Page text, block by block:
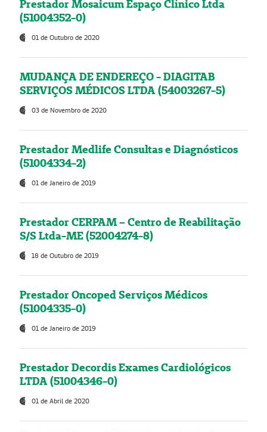
Prestador Mosaicum Espaço Clínico Ltda
(51004352-0)
01 de Outubro de 2020
MUDANÇA DE ENDEREÇO - DIAGITAB
SERVIÇOS MÉDICOS LTDA (54003267-5)
03 de Novembro de 2020
Prestador Medlife Consultas e Diagnósticos
(51004334-2)
01 de Janeiro de 2019
Prestador CERPAM – Centro de Reabilitação
S/S Ltda-ME (52004274-8)
18 de Outubro de 2019
Prestador Oncoped Serviços Médicos
(51004335-0)
01 de Janeiro de 2019
Prestador Decordis Exames Cardiológicos
LTDA (51004346-0)
01 de Abril de 2020